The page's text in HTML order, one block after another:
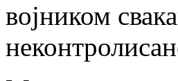
војником